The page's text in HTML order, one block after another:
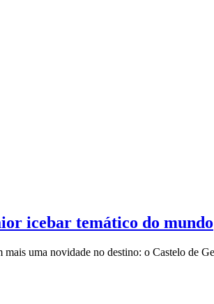
icebar temático do mundo
uma novidade no destino: o Castelo de